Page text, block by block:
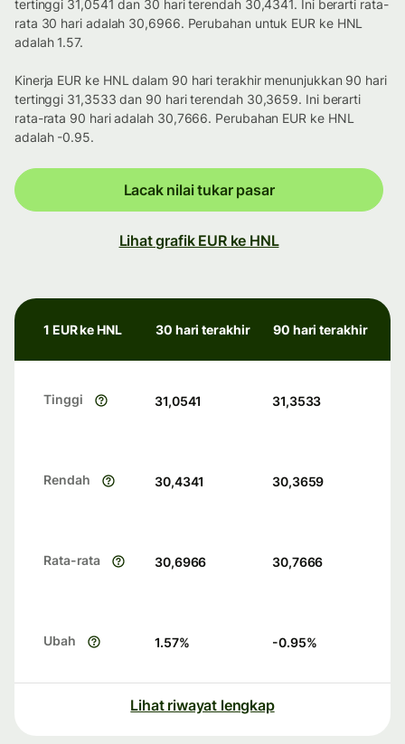
tertinggi 31,0541 dan 30 hari terendah 30,4341. Ini berarti rata-
rata 30 hari adalah 30,6966. Perubahan untuk EUR ke HNL
adalah 1.57.
Kinerja EUR ke HNL dalam 90 hari terakhir menunjukkan 90 hari
tertinggi 31,3533 dan 90 hari terendah 30,3659. Ini berarti
rata-rata 90 hari adalah 30,7666. Perubahan EUR ke HNL
adalah -0.95.
Lacak nilai tukar pasar
Lihat grafik EUR ke HNL
1 EUR ke HNL 30 hari terakhir 90 hari terakhir
Tinggi 31,0541 31,3533
Rendah 30,4341 30,3659
Rata-rata 30,6966 30,7666
Ubah 1.57% -0.95%
Lihat riwayat lengkap